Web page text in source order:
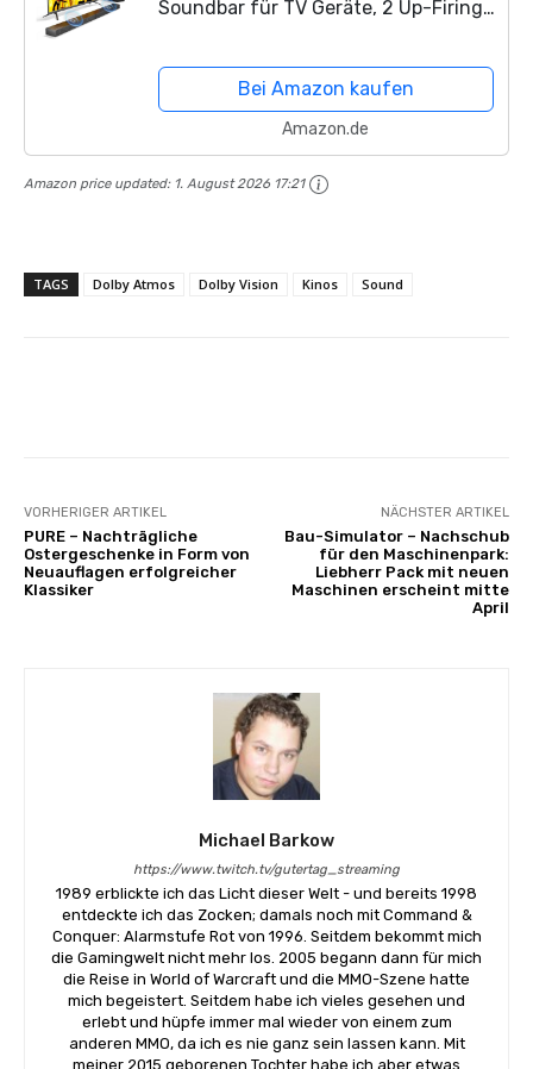
Soundbar für TV Geräte, 2 Up-Firing-
Soundbar mit Subwoofer, HDMI
IN/eARC für 4K Dolby HDR...
Bei Amazon kaufen
Amazon.de
Amazon price updated: 1. August 2026 17:21
TAGS Dolby Atmos Dolby Vision Kinos Sound
VORHERIGER ARTIKEL
PURE – Nachträgliche
Ostergeschenke in Form von
Neuauflagen erfolgreicher
Klassiker
NÄCHSTER ARTIKEL
Bau-Simulator – Nachschub
für den Maschinenpark:
Liebherr Pack mit neuen
Maschinen erscheint mitte
April
Michael Barkow
https://www.twitch.tv/gutertag_streaming
1989 erblickte ich das Licht dieser Welt - und bereits 1998
entdeckte ich das Zocken; damals noch mit Command &
Conquer: Alarmstufe Rot von 1996. Seitdem bekommt mich
die Gamingwelt nicht mehr los. 2005 begann dann für mich
die Reise in World of Warcraft und die MMO-Szene hatte
mich begeistert. Seitdem habe ich vieles gesehen und
erlebt und hüpfe immer mal wieder von einem zum
anderen MMO, da ich es nie ganz sein lassen kann. Mit
meiner 2015 geborenen Tochter habe ich aber etwas